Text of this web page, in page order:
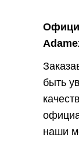
быть
наши